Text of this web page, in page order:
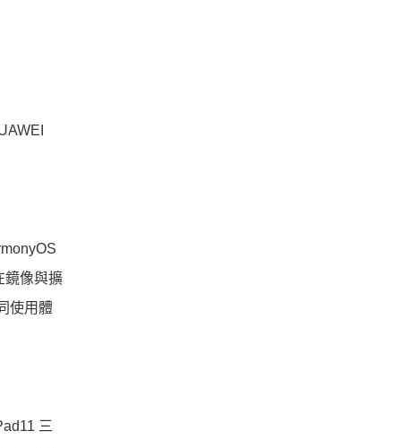
鏡像與擴
使用體
三